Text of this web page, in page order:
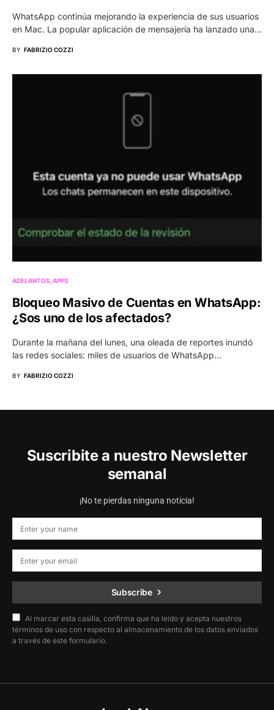
WhatsApp continúa mejorando la experiencia de sus usuarios
en Mac. La popular aplicación de mensajería ha lanzado una…
BY FABRIZIO COZZI
ADELANTOS APPS
Bloqueo Masivo de Cuentas en WhatsApp:
¿Sos uno de los afectados?
Durante la mañana del lunes, una oleada de reportes inundó
las redes sociales: miles de usuarios de WhatsApp…
BY FABRIZIO COZZI
Suscribite a nuestro Newsletter
semanal
¡No te pierdas ninguna noticia!
Subscribe
Al marcar esta casilla, confirma que ha leído y acepta nuestros
términos de uso con respecto al almacenamiento de los datos enviados
a través de este formulario.